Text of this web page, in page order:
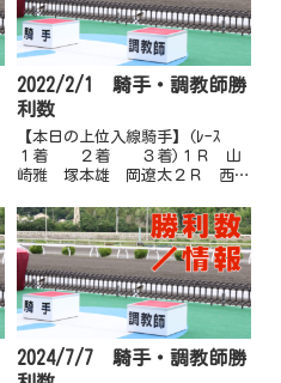
2022/2/1 騎手・調教師勝
利数
【本日の上位入線騎手】(ﾚｰｽ
１着 ２着 ３着)１Ｒ 山
崎雅 塚本雄 岡遼太２Ｒ 西川
卓 多田誠 木村直４Ｒ 吉原
寛 西森将 妹尾浩５Ｒ 岡村
卓 岡遼太 妹尾浩６Ｒ 岡村
卓 葛山晃 佐原秀７Ｒ 西川
敏 葛山...
2024/7/7 騎手・調教師勝